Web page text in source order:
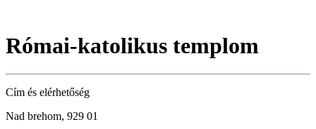
Római-katolikus templom
Cím és elérhetőség
Nad brehom, 929 01